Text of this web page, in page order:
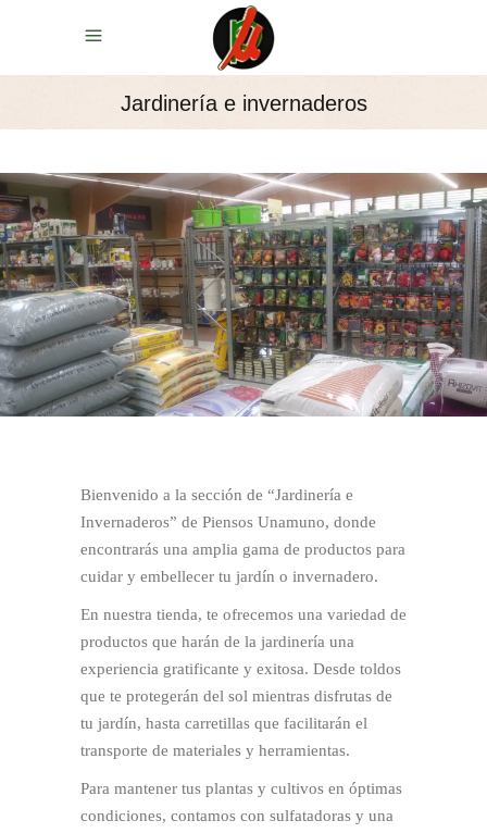
Jardinería e invernaderos
Bienvenido a la sección de “Jardinería e
Invernaderos” de Piensos Unamuno, donde
encontrarás una amplia gama de productos para
cuidar y embellecer tu jardín o invernadero.
En nuestra tienda, te ofrecemos una variedad de
productos que harán de la jardinería una
experiencia gratificante y exitosa. Desde toldos
que te protegerán del sol mientras disfrutas de
tu jardín, hasta carretillas que facilitarán el
transporte de materiales y herramientas.
Para mantener tus plantas y cultivos en óptimas
condiciones, contamos con sulfatadoras y una